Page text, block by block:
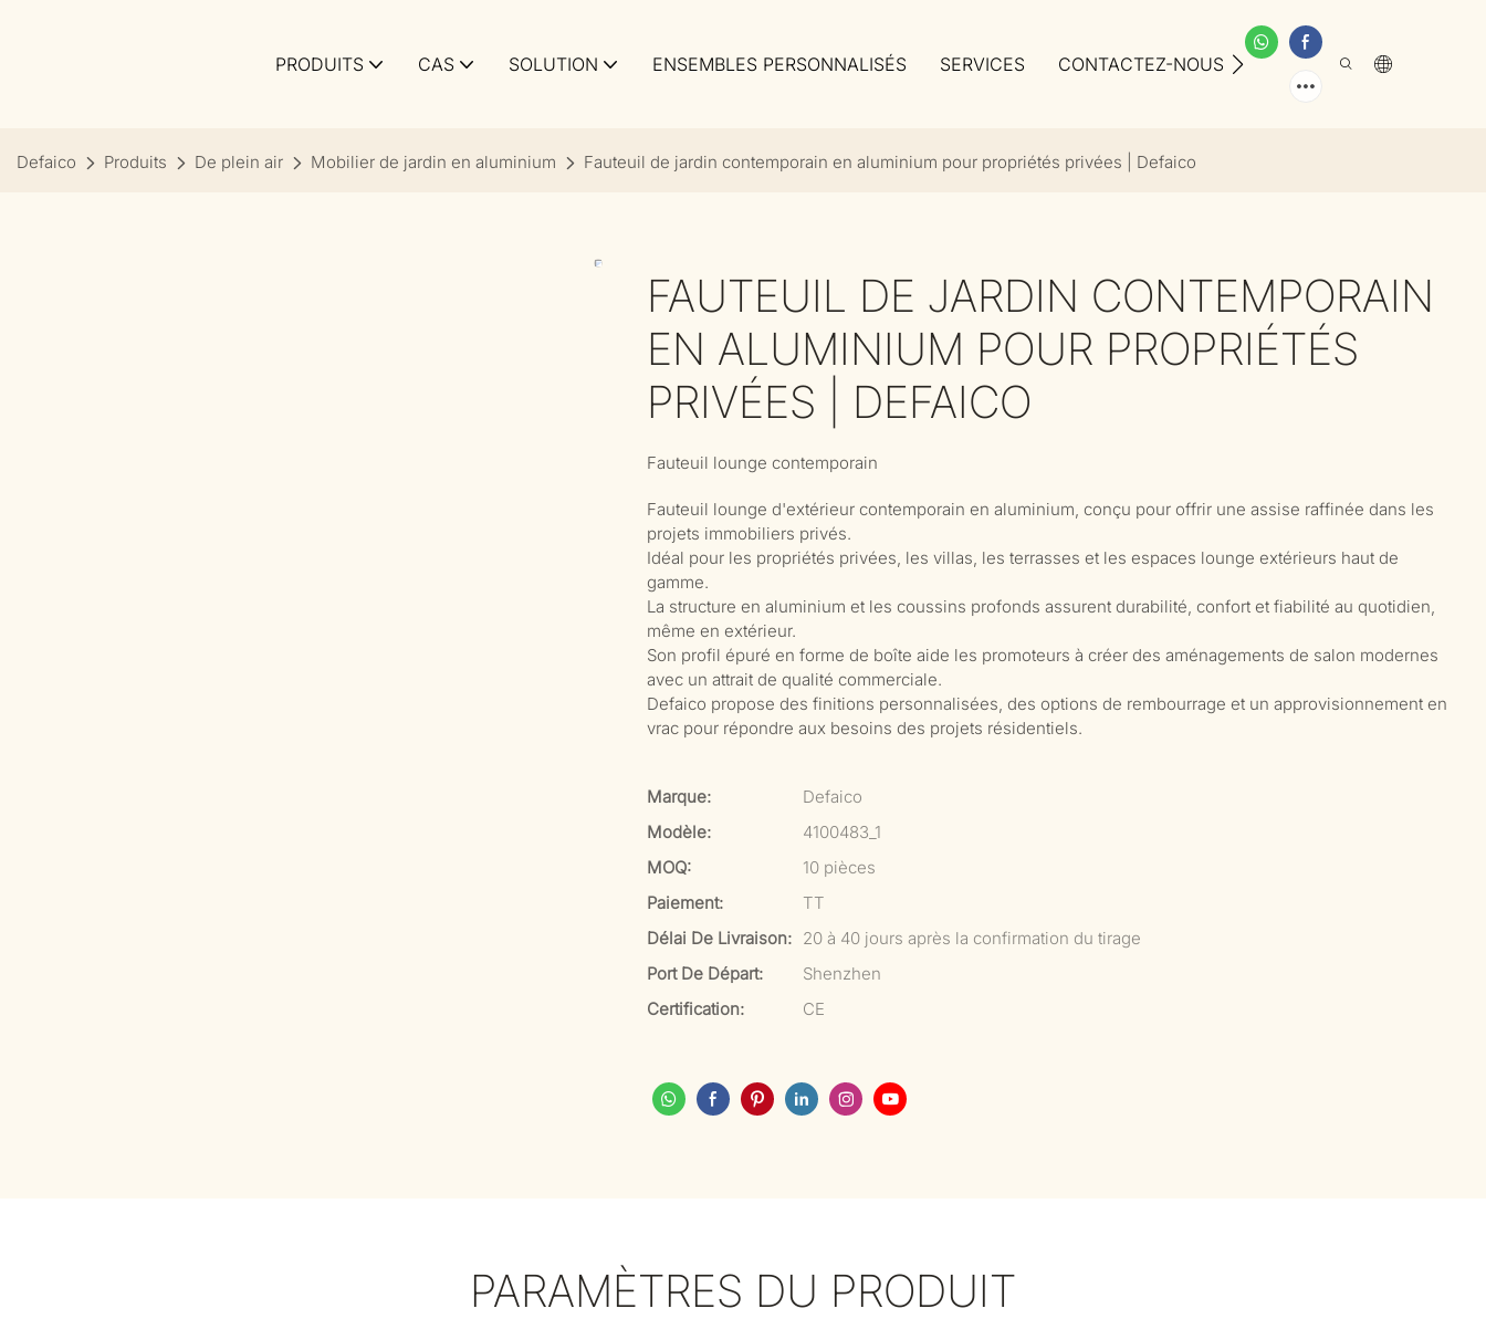
PRODUITS CAS SOLUTION ENSEMBLES PERSONNALISÉS SERVICES CONTACTEZ-NOUS À PROPOS DE NOUS
Defaico Produits De plein air Mobilier de jardin en aluminium Fauteuil de jardin contemporain en aluminium pour propriétés privées | Defaico
FAUTEUIL DE JARDIN CONTEMPORAIN
EN ALUMINIUM POUR PROPRIÉTÉS
PRIVÉES | DEFAICO
Fauteuil lounge contemporain
Fauteuil lounge d'extérieur contemporain en aluminium, conçu pour offrir une assise raffinée dans les
projets immobiliers privés.
Idéal pour les propriétés privées, les villas, les terrasses et les espaces lounge extérieurs haut de
gamme.
La structure en aluminium et les coussins profonds assurent durabilité, confort et fiabilité au quotidien,
même en extérieur.
Son profil épuré en forme de boîte aide les promoteurs à créer des aménagements de salon modernes
avec un attrait de qualité commerciale.
Defaico propose des finitions personnalisées, des options de rembourrage et un approvisionnement en
vrac pour répondre aux besoins des projets résidentiels.
Marque:
Defaico
Modèle:
4100483_1
MOQ:
10 pièces
Paiement:
TT
Délai De Livraison: 20 à 40 jours après la confirmation du tirage
Port De Départ:
Shenzhen
Certification:
CE
PARAMÈTRES DU PRODUIT